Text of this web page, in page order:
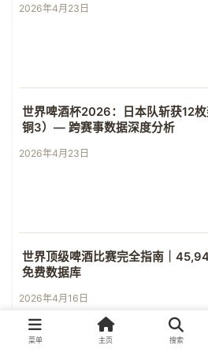
2026年4月23日
世界啤酒杯2026：日本队斩获12
铜3）— 跨赛事数据深度分析
2026年4月23日
世界顶级啤酒比赛完全指南｜
免费数据库
2026年4月16日
菜单 主页 搜索